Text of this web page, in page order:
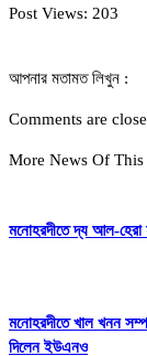
Post Views: 203
আপনার মতামত লিখুন :
Comments are
More News Of This
মনোহরদীতে দ্য আল-হেরা
মনোহরদীতে খাল খনন
দিলেন ইউএনও